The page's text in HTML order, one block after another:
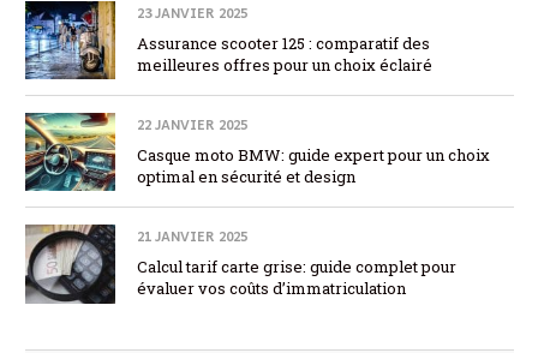
23 JANVIER 2025
Assurance scooter 125 : comparatif des
meilleures offres pour un choix éclairé
22 JANVIER 2025
Casque moto BMW: guide expert pour un choix
optimal en sécurité et design
21 JANVIER 2025
Calcul tarif carte grise: guide complet pour
évaluer vos coûts d’immatriculation